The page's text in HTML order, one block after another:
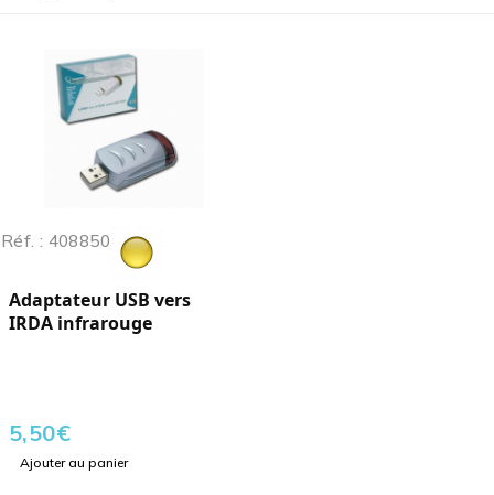
Réf. : 408850
Adaptateur USB vers
IRDA infrarouge
5,50€
Ajouter au panier